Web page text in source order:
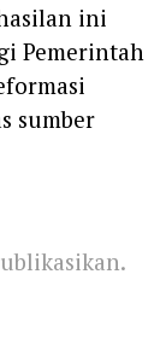
ini
Pemerintah
sumber